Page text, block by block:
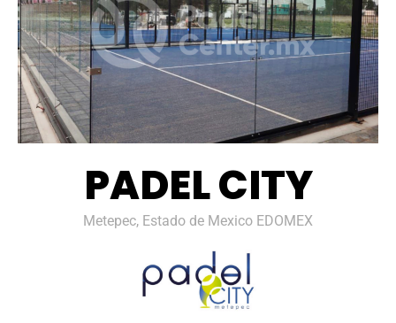
PADEL CITY
Metepec, Estado de Mexico EDOMEX